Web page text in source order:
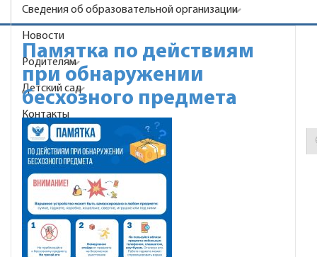
Сведения об образовательной организации
Новости
Родителям
Детский сад
Контакты
Памятка по действиям
при обнаружении
бесхозного предмета